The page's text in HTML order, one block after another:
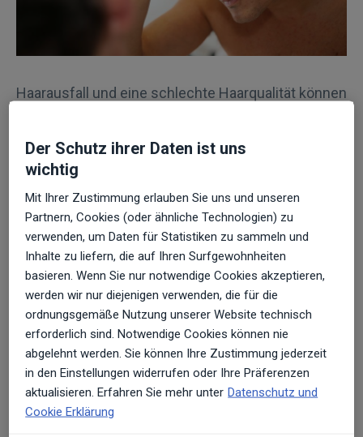
Haarausfall und eine schlechte Haarqualität können
die medizinische Kosmetik erstmals einen
effektiven Behandlungsansatz. Das Prinzip der
Mesohair-Behandlung: Die Haare werden aus der
Tiefe der Kopfhaut zum Wachstum angeregt, die
Haarstruktur gestärkt und die Haarqualität sichtbar
verbessert.
Ablauf der Mesohair-
Behandlung
In einem ausführlichen, individuellen
Beratungsgespräch wird u.a. festgestellt, ob diese
Der Schutz ihrer Daten ist uns
wichtig
Mit Ihrer Zustimmung erlauben Sie uns und unseren
Partnern, Cookies (oder ähnliche Technologien) zu
verwenden, um Daten für Statistiken zu sammeln und
Inhalte zu liefern, die auf Ihren Surfgewohnheiten
basieren. Wenn Sie nur notwendige Cookies akzeptieren,
werden wir nur diejenigen verwenden, die für die
ordnungsgemäße Nutzung unserer Website technisch
erforderlich sind. Notwendige Cookies können nie
abgelehnt werden. Sie können Ihre Zustimmung jederzeit
in den Einstellungen widerrufen oder Ihre Präferenzen
aktualisieren. Erfahren Sie mehr unter Datenschutz und
Cookie Erklärung